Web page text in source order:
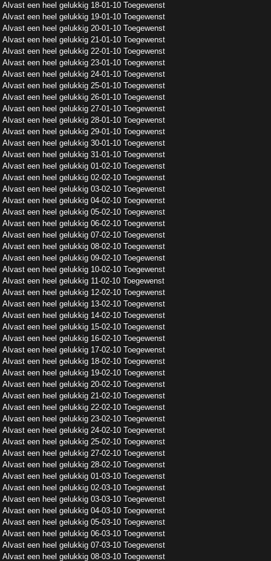
Alvast een heel gelukkig 18-01-10 Toegewenst
Alvast een heel gelukkig 19-01-10 Toegewenst
Alvast een heel gelukkig 20-01-10 Toegewenst
Alvast een heel gelukkig 21-01-10 Toegewenst
Alvast een heel gelukkig 22-01-10 Toegewenst
Alvast een heel gelukkig 23-01-10 Toegewenst
Alvast een heel gelukkig 24-01-10 Toegewenst
Alvast een heel gelukkig 25-01-10 Toegewenst
Alvast een heel gelukkig 26-01-10 Toegewenst
Alvast een heel gelukkig 27-01-10 Toegewenst
Alvast een heel gelukkig 28-01-10 Toegewenst
Alvast een heel gelukkig 29-01-10 Toegewenst
Alvast een heel gelukkig 30-01-10 Toegewenst
Alvast een heel gelukkig 31-01-10 Toegewenst
Alvast een heel gelukkig 01-02-10 Toegewenst
Alvast een heel gelukkig 02-02-10 Toegewenst
Alvast een heel gelukkig 03-02-10 Toegewenst
Alvast een heel gelukkig 04-02-10 Toegewenst
Alvast een heel gelukkig 05-02-10 Toegewenst
Alvast een heel gelukkig 06-02-10 Toegewenst
Alvast een heel gelukkig 07-02-10 Toegewenst
Alvast een heel gelukkig 08-02-10 Toegewenst
Alvast een heel gelukkig 09-02-10 Toegewenst
Alvast een heel gelukkig 10-02-10 Toegewenst
Alvast een heel gelukkig 11-02-10 Toegewenst
Alvast een heel gelukkig 12-02-10 Toegewenst
Alvast een heel gelukkig 13-02-10 Toegewenst
Alvast een heel gelukkig 14-02-10 Toegewenst
Alvast een heel gelukkig 15-02-10 Toegewenst
Alvast een heel gelukkig 16-02-10 Toegewenst
Alvast een heel gelukkig 17-02-10 Toegewenst
Alvast een heel gelukkig 18-02-10 Toegewenst
Alvast een heel gelukkig 19-02-10 Toegewenst
Alvast een heel gelukkig 20-02-10 Toegewenst
Alvast een heel gelukkig 21-02-10 Toegewenst
Alvast een heel gelukkig 22-02-10 Toegewenst
Alvast een heel gelukkig 23-02-10 Toegewenst
Alvast een heel gelukkig 24-02-10 Toegewenst
Alvast een heel gelukkig 25-02-10 Toegewenst
Alvast een heel gelukkig 27-02-10 Toegewenst
Alvast een heel gelukkig 28-02-10 Toegewenst
Alvast een heel gelukkig 01-03-10 Toegewenst
Alvast een heel gelukkig 02-03-10 Toegewenst
Alvast een heel gelukkig 03-03-10 Toegewenst
Alvast een heel gelukkig 04-03-10 Toegewenst
Alvast een heel gelukkig 05-03-10 Toegewenst
Alvast een heel gelukkig 06-03-10 Toegewenst
Alvast een heel gelukkig 07-03-10 Toegewenst
Alvast een heel gelukkig 08-03-10 Toegewenst